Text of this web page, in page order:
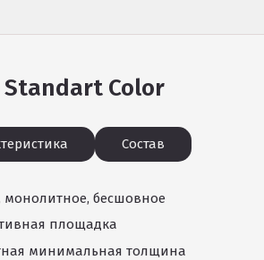
Standart Color
Состав
бесшовное
площадка
минимальная толщина